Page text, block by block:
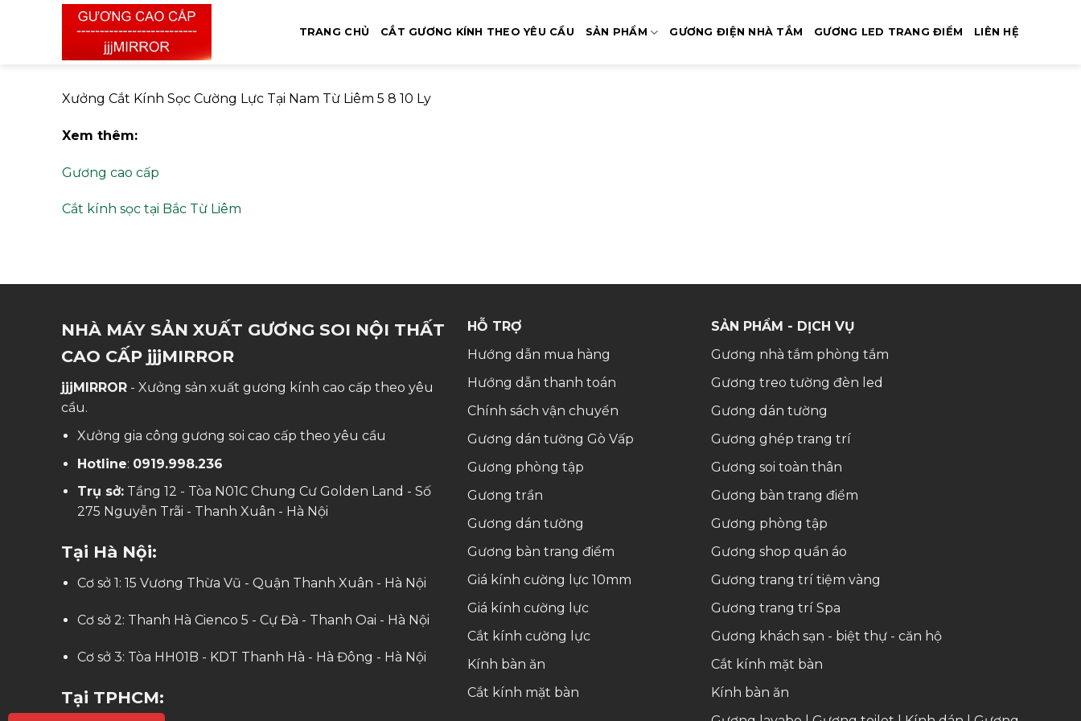
TRANG CHỦ CẮT GƯƠNG KÍNH THEO YÊU CẦU SẢN PHẨM GƯƠNG ĐIỆN NHÀ TẮM GƯƠNG LED TRANG ĐIỂM LIÊN HỆ
Xưởng Cắt Kính Sọc Cường Lực Tại Nam Từ Liêm 5 8 10 Ly
Xem thêm:
Gương cao cấp
Cắt kính sọc tại Bắc Từ Liêm
NHÀ MÁY SẢN XUẤT GƯƠNG SOI NỘI THẤT
CAO CẤP jjjMIRROR
jjjMIRROR- Xưởng sản xuất gương kính cao cấp theo yêu
cầu.
Xưởng gia công gương soi cao cấp theo yêu cầu
Hotline: 0919.998.236
Trụ sở: Tầng 12 - Tòa N01C Chung Cư Golden Land - Số
275 Nguyễn Trãi - Thanh Xuân - Hà Nội
Tại Hà Nội:
Cơ sở 1: 15 Vương Thừa Vũ - Quận Thanh Xuân - Hà Nội
Cơ sở 2: Thanh Hà Cienco 5 - Cự Đà - Thanh Oai - Hà Nội
Cơ sở 3: Tòa HH01B - KDT Thanh Hà - Hà Đông - Hà Nội
Tại TPHCM:
HỖ TRỢ
Hướng dẫn mua hàng
Hướng dẫn thanh toán
Chính sách vận chuyển
Gương dán tường Gò Vấp
Gương phòng tập
Gương trần
Gương dán tường
Gương bàn trang điểm
Giá kính cường lực 10mm
Giá kính cường lực
Cắt kính cường lực
Kính bàn ăn
Cắt kính mặt bàn
SẢN PHẨM - DỊCH VỤ
Gương nhà tắm phòng tắm
Gương treo tường đèn led
Gương dán tường
Gương ghép trang trí
Gương soi toàn thân
Gương bàn trang điểm
Gương phòng tập
Gương shop quần áo
Gương trang trí tiệm vàng
Gương trang trí Spa
Gương khách sạn - biệt thự - căn hộ
Cắt kính mặt bàn
Kính bàn ăn